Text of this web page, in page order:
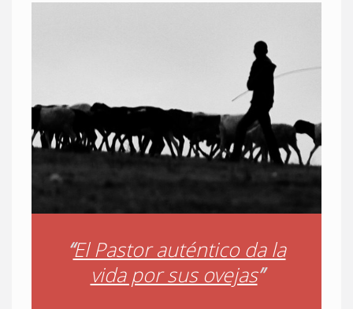
“El Pastor auténtico da la
vida por sus ovejas”